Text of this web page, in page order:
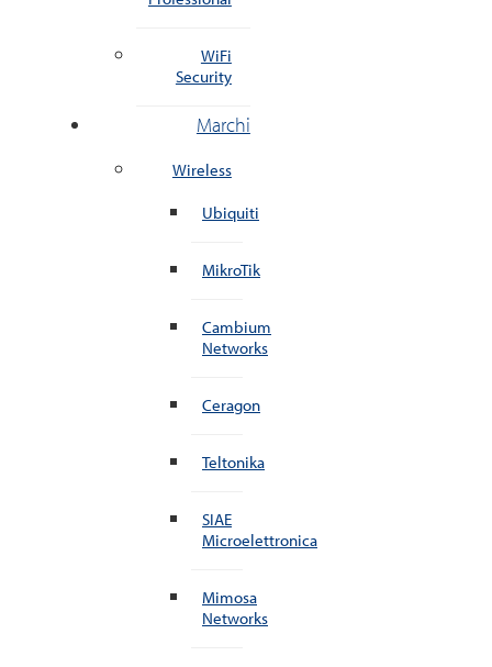
WiFi
Security
Marchi
Wireless
Ubiquiti
MikroTik
Cambium
Networks
Ceragon
Teltonika
SIAE
Microelettronica
Mimosa
Networks